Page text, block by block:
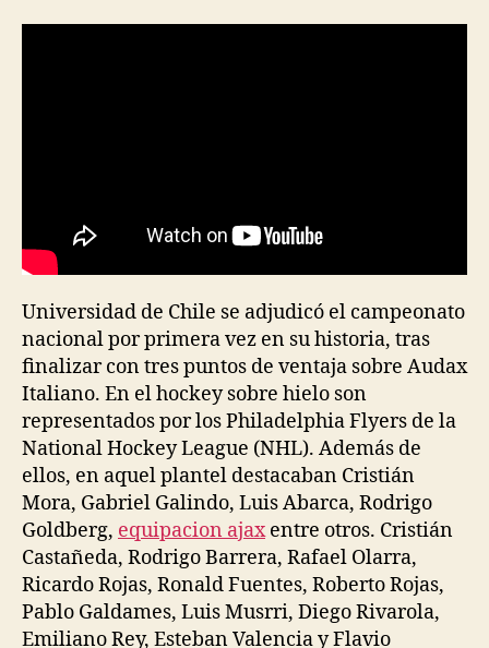
Universidad de Chile se adjudicó el campeonato
nacional por primera vez en su historia, tras
finalizar con tres puntos de ventaja sobre Audax
Italiano. En el hockey sobre hielo son
representados por los Philadelphia Flyers de la
National Hockey League (NHL). Además de
ellos, en aquel plantel destacaban Cristián
Mora, Gabriel Galindo, Luis Abarca, Rodrigo
Goldberg, equipacion ajaxentre otros. Cristián
Castañeda, Rodrigo Barrera, Rafael Olarra,
Ricardo Rojas, Ronald Fuentes, Roberto Rojas,
Pablo Galdames, Luis Musrri, Diego Rivarola,
Emiliano Rey, Esteban Valencia y Flavio